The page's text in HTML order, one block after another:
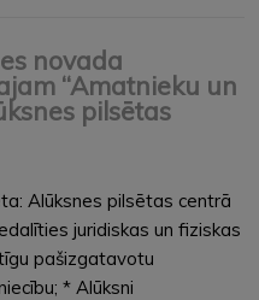
novada
“Amatnieku un
pilsētas
Alūksnes pilsētas centrā
juridiskas un fiziskas
pašizgatavotu
* Alūksni